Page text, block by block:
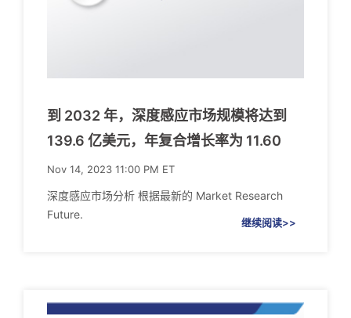
到 2032 年，深度感应市场规模将达到
139.6 亿美元，年复合增长率为 11.60
Nov 14, 2023 11:00 PM ET
深度感应市场分析 根据最新的 Market Research
Future.
继续阅读>>